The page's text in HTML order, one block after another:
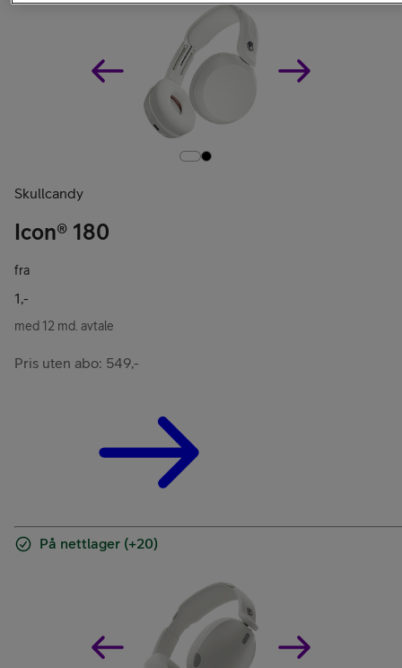
Skullcandy
Icon® 180
fra
1,-
med 12 md. avtale
Pris uten abo: 549,-
På nettlager (+20)